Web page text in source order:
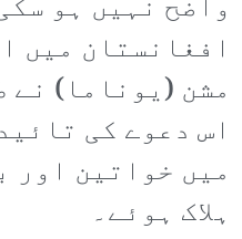
افغانستان میں
مشن (یوناما)
اس دعوے کی
میں خواتین اور
ہلاک ہوئے۔